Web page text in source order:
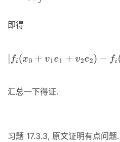
即得
| i( x 1 e x0 1e
汇总一下得证.
习题 17.3.3, 原文证明有点问题.